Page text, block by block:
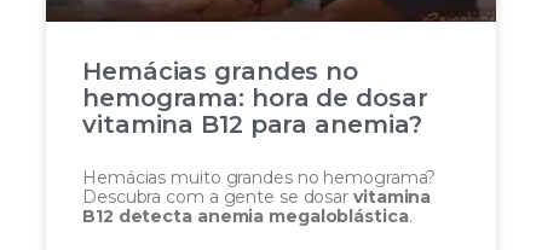
Hemácias grandes no
hemograma: hora de dosar
vitamina B12 para anemia?
Hemácias muito grandes no hemograma?
Descubra com a gente se dosar vitamina
B12 detecta anemia megaloblástica.